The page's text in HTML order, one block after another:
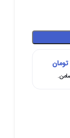
تومان